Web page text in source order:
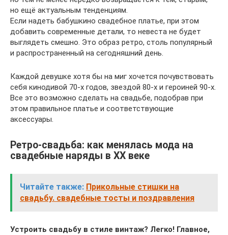
но ещё актуальным тенденциям.
Если надеть бабушкино свадебное платье, при этом
добавить современные детали, то невеста не будет
выглядеть смешно. Это образ ретро, столь популярный
и распространенный на сегодняшний день.
Каждой девушке хотя бы на миг хочется почувствовать
себя кинодивой 70-х годов, звездой 80-х и героиней 90-х.
Все это возможно сделать на свадьбе, подобрав при
этом правильное платье и соответствующие
аксессуары.
Ретро-свадьба: как менялась мода на
свадебные наряды в XX веке
Читайте также: Прикольные стишки на
свадьбу. свадебные тосты и поздравления
Устроить свадьбу в стиле винтаж? Легко! Главное,